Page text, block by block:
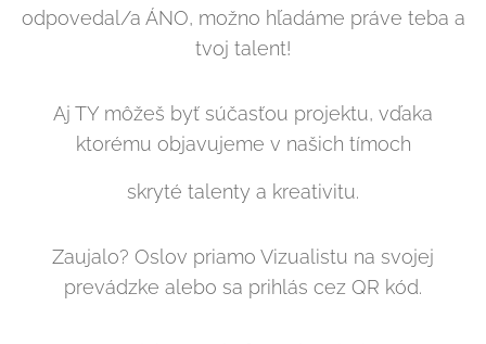
odpovedal/a ÁNO, možno hľadáme práve teba a
tvoj talent!
Aj TY môžeš byť súčasťou projektu, vďaka
ktorému objavujeme v našich tímoch
skryté talenty a kreativitu.
Zaujalo? Oslov priamo Vizualistu na svojej
prevádzke alebo sa prihlás cez QR kód.